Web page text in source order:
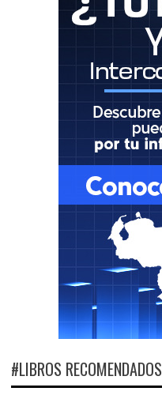
#LIBROS RECOMENDADOS